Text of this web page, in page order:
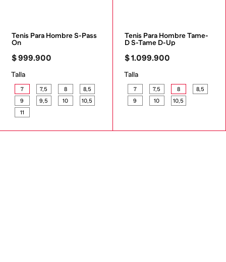
Tenis Para Hombre S-Pass
On
$999.900
Talla
7 7,5 8
8,5
9
9,5 10
10,5
11
Tenis Para Hombre Tame-
D S-Tame D-Up
$1.099.900
Talla
7 7,5 8
8,5
9
10 10,5